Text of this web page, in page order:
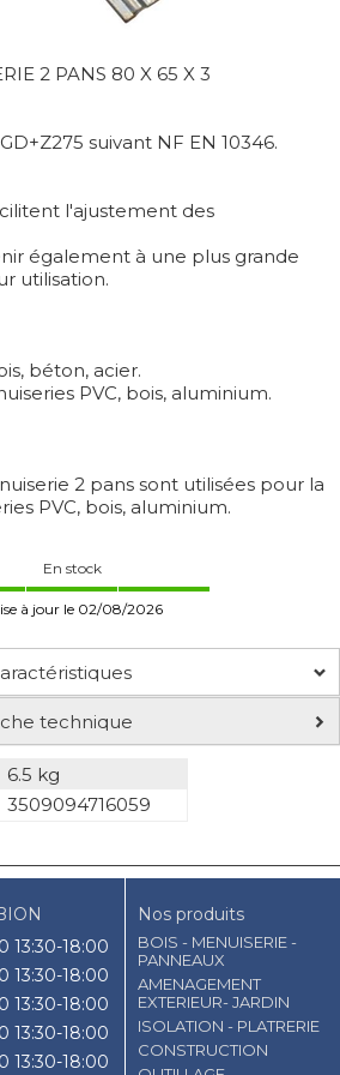
2 PANS 80 X 65 X 3
suivant NF EN 10346.
l'ajustement des
également à une plus grande
utilisation.
béton, acier.
PVC, bois, aluminium.
2 pans sont utilisées pour la
PVC, bois, aluminium.
En stock
à jour le 02/08/2026
technique
6.5 kg
3509094716059
13:30-18:00
13:30-18:00
13:30-18:00
13:30-18:00
13:30-18:00
Nos produits
BOIS - MENUISERIE -
PANNEAUX
AMENAGEMENT
EXTERIEUR- JARDIN
ISOLATION - PLATRERIE
CONSTRUCTION